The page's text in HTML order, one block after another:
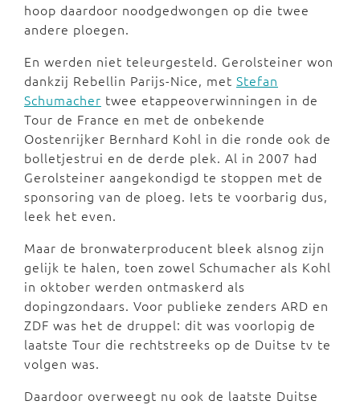
hoop daardoor noodgedwongen op die twee
andere ploegen.
En werden niet teleurgesteld. Gerolsteiner won
dankzij Rebellin Parijs-Nice, met Stefan
Schumacher twee etappeoverwinningen in de
Tour de France en met de onbekende
Oostenrijker Bernhard Kohl in die ronde ook de
bolletjestrui en de derde plek. Al in 2007 had
Gerolsteiner aangekondigd te stoppen met de
sponsoring van de ploeg. Iets te voorbarig dus,
leek het even.
Maar de bronwaterproducent bleek alsnog zijn
gelijk te halen, toen zowel Schumacher als Kohl
in oktober werden ontmaskerd als
dopingzondaars. Voor publieke zenders ARD en
ZDF was het de druppel: dit was voorlopig de
laatste Tour die rechtstreeks op de Duitse tv te
volgen was.
Daardoor overweegt nu ook de laatste Duitse